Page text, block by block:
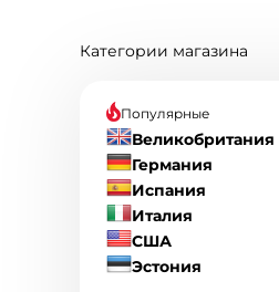
Категории магазина
Популярные
Великобритания
Германия
Испания
Италия
США
Эстония